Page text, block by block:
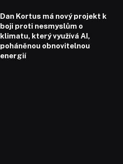
Dan Kortus má nový projekt k
boji proti nesmyslům o
klimatu, který využívá AI,
poháněnou obnovitelnou
energií